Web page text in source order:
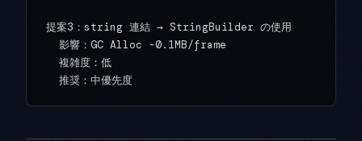
提案3：string 連結 → StringBuilder の使用
  影響：GC Alloc -0.1MB/frame
  複雑度：低